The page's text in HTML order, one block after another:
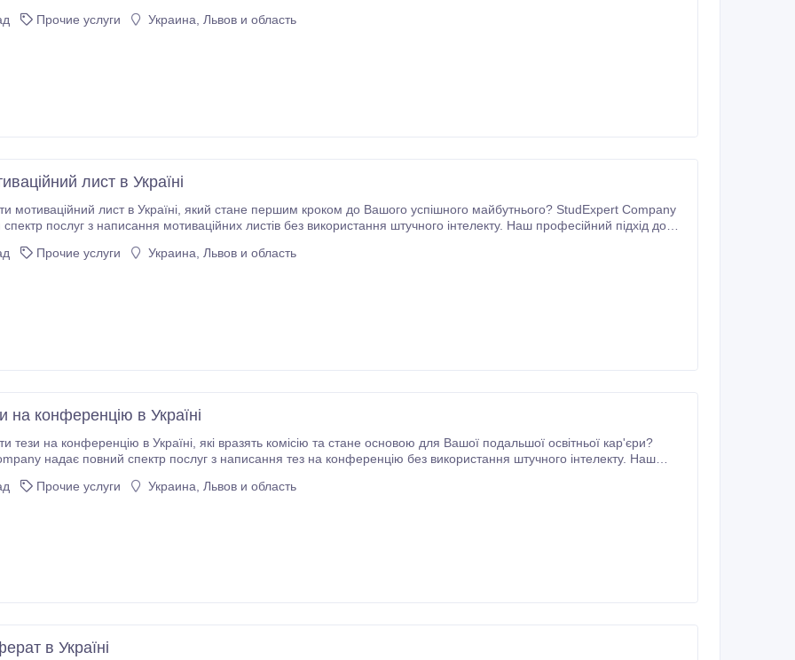
Прочие услуги Украина, Львов и область
лист в Україні
який стане першим кроком до Вашого успішного майбутнього? StudExpert Company
послуг з написання мотиваційних листів без використання штучного інтелекту. Наш професійний підхід до
Прочие услуги Украина, Львов и область
на конференцію в Україні
Україні, які вразять комісію та стане основою для Вашої подальшої освітньої кар'єри?
надає повний спектр послуг з написання тез на конференцію без використання штучного інтелекту. Наш
Прочие услуги Украина, Львов и область
в Україні